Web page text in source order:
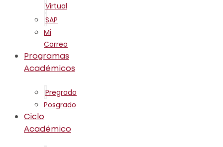
Virtual
SAP
Mi
Correo
Programas
Académicos
Pregrado
Posgrado
Ciclo
Académico